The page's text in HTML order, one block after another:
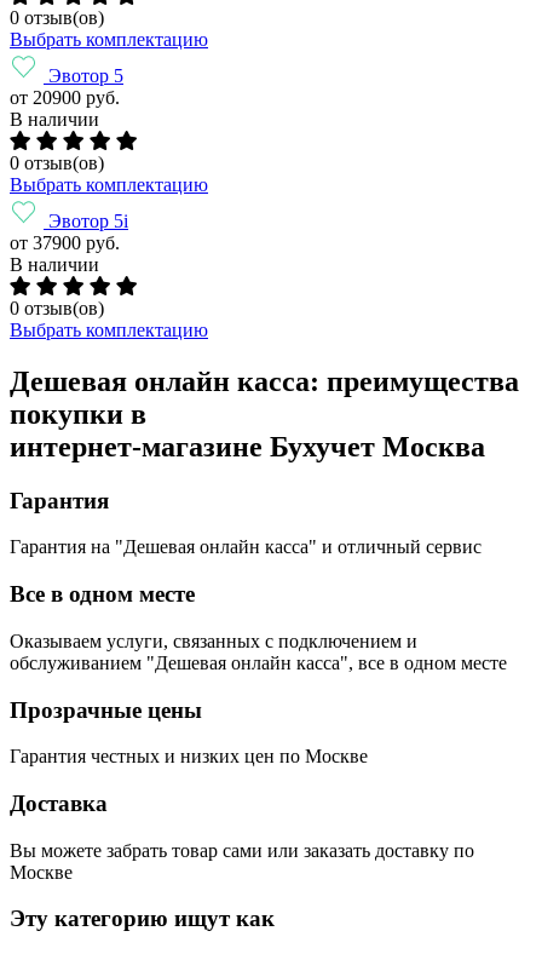
0 отзыв(ов)
Выбрать комплектацию
Эвотор 5
от 20900 руб.
В наличии
0 отзыв(ов)
Выбрать комплектацию
Эвотор 5i
от 37900 руб.
В наличии
0 отзыв(ов)
Выбрать комплектацию
Дешевая онлайн касса: преимущества
покупки в
интернет-магазине Бухучет Москва
Гарантия
Гарантия на "Дешевая онлайн касса" и отличный сервис
Все в одном месте
Оказываем услуги, связанных с подключением и
обслуживанием "Дешевая онлайн касса", все в одном месте
Прозрачные цены
Гарантия честных и низких цен по Москве
Доставка
Вы можете забрать товар сами или заказать доставку по
Москве
Эту категорию ищут как